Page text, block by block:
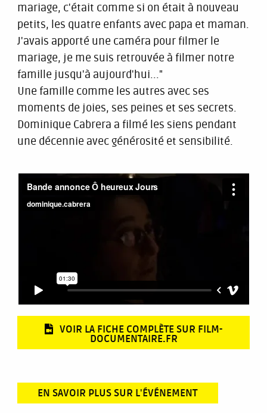
mariage, c'était comme si on était à nouveau
petits, les quatre enfants avec papa et maman.
J'avais apporté une caméra pour filmer le
mariage, je me suis retrouvée à filmer notre
famille jusqu'à aujourd'hui..."
Une famille comme les autres avec ses
moments de joies, ses peines et ses secrets.
Dominique Cabrera a filmé les siens pendant
une décennie avec générosité et sensibilité.
VOIR LA FICHE COMPLÈTE SUR FILM-
DOCUMENTAIRE.FR
EN SAVOIR PLUS SUR L'ÉVÉNEMENT